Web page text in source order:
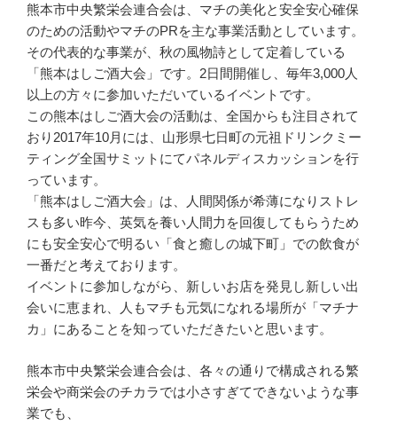
熊本市中央繁栄会連合会は、マチの美化と安全安心確保
のための活動やマチのPRを主な事業活動としています。
その代表的な事業が、秋の風物詩として定着している
「熊本はしご酒大会」です。2日間開催し、毎年3,000人
以上の方々に参加いただいているイベントです。
この熊本はしご酒大会の活動は、全国からも注目されて
おり2017年10月には、山形県七日町の元祖ドリンクミー
ティング全国サミットにてパネルディスカッションを行
っています。
「熊本はしご酒大会」は、人間関係が希薄になりストレ
スも多い昨今、英気を養い人間力を回復してもらうため
にも安全安心で明るい「食と癒しの城下町」での飲食が
一番だと考えております。
イベントに参加しながら、新しいお店を発見し新しい出
会いに恵まれ、人もマチも元気になれる場所が「マチナ
カ」にあることを知っていただきたいと思います。
熊本市中央繁栄会連合会は、各々の通りで構成される繁
栄会や商栄会のチカラでは小さすぎてできないような事
業でも、